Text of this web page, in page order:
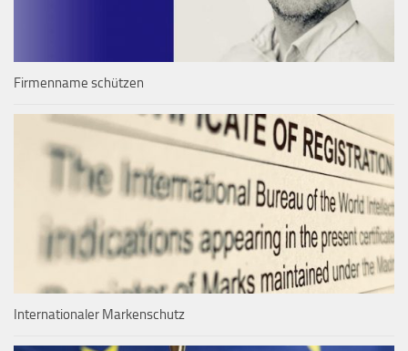
Firmenname schützen
Internationaler Markenschutz